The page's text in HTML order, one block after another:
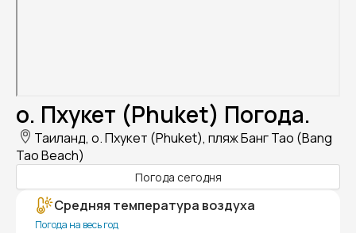
о. Пхукет (Phuket) Погода.
Таиланд, о. Пхукет (Phuket), пляж Банг Тао (Bang
Tao Beach)
Погода сегодня
Средняя температура воздуха
Погода на весь год